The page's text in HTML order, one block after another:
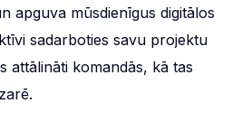
apguva mūsdienīgus digitālos
sadarboties savu projektu
attālināti komandās, kā tas